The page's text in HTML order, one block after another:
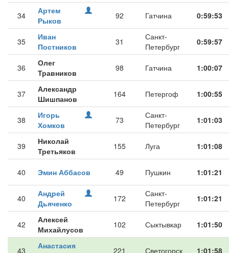
34
Артем
Рыков
92 Гатчина 0:59:53
35
Иван
Постников
31
Санкт-
Петербург
0:59:57
36
Олег
Травников
98 Гатчина 1:00:07
37
Александр
Шишпанов
164 Петергоф 1:00:55
38
Игорь
Хомков
73
Санкт-
Петербург
1:01:03
39
Николай
Третьяков
155 Луга 1:01:08
40 Эмин Аббасов 49 Пушкин 1:01:21
40
Андрей
Дьяченко
172
Санкт-
Петербург
1:01:21
42
Алексей
Михайлусов
102 Сыктывкар 1:01:50
43
Анастасия
221 Светогорск 1:01:58